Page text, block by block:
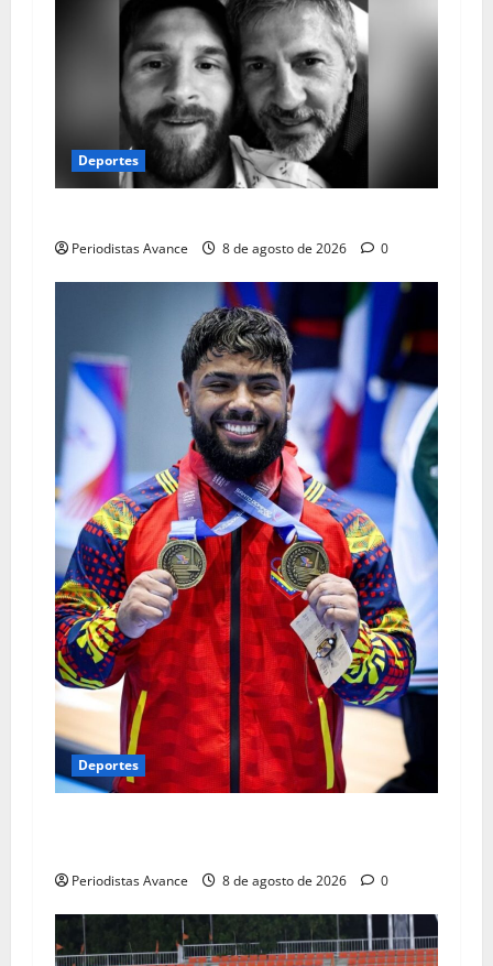
Deportes
Periodistas Avance 8 de agosto de 2026 0
Deportes
Periodistas Avance 8 de agosto de 2026 0